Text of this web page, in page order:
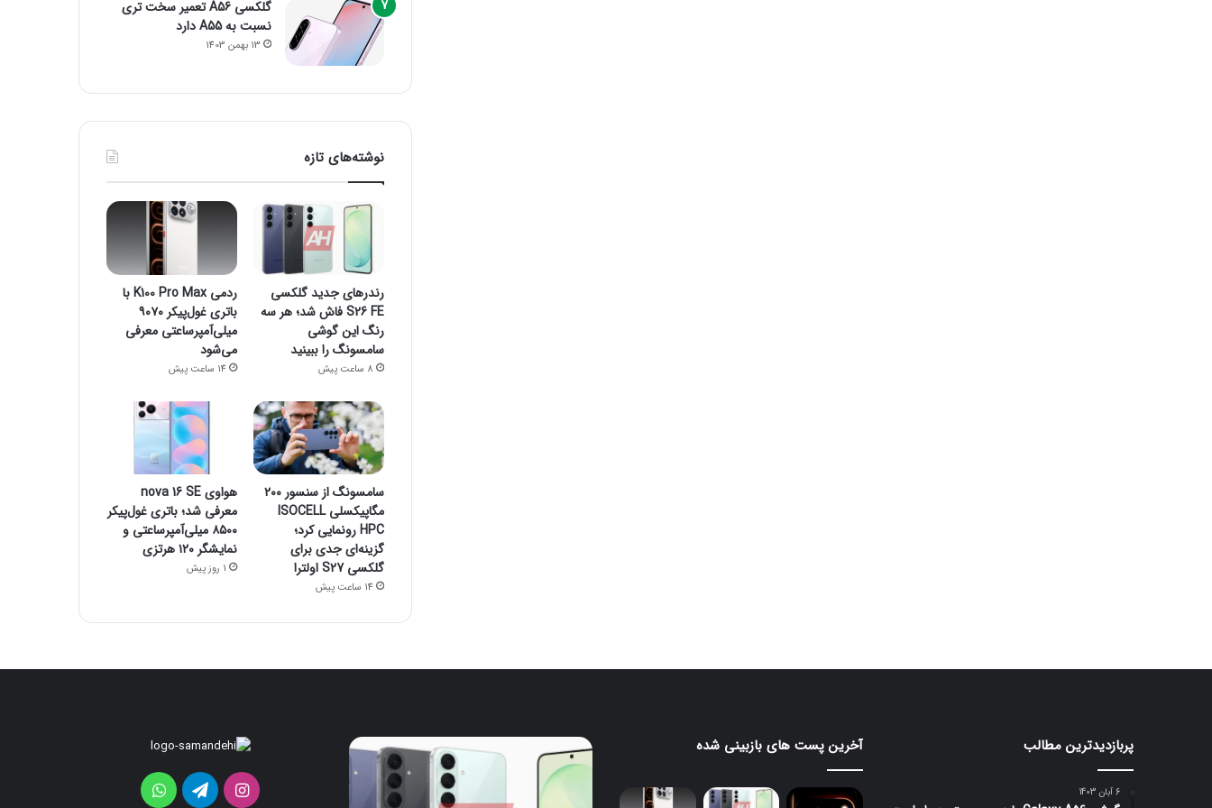
گلکسی A56 تعمیر سخت تری
نسبت به A55 دارد
13 بهمن 1403
نوشته‌های تازه
رندرهای جدید گلکسی
S26 FE فاش شد؛ هر سه
رنگ این گوشی
سامسونگ را ببینید
8 ساعت پیش
ردمی K100 Pro Max با
باتری غول‌پیکر ۹۰۷۰
میلی‌آمپرساعتی معرفی
می‌شود
14 ساعت پیش
سامسونگ از سنسور ۲۰۰
مگاپیکسلی ISOCELL
HPC رونمایی کرد؛
گزینه‌ای جدی برای
گلکسی S27 اولترا
14 ساعت پیش
هواوی nova 16 SE
معرفی شد؛ باتری غول‌پیکر
۸۵۰۰ میلی‌آمپرساعتی و
نمایشگر ۱۲۰ هرتزی
1 روز پیش
پربازدیدترین مطالب
6 آبان 1403
آخرین پست های بازبینی شده
هواوی
SE
قابلیت
جدید
HiLight
در
رندرهای
جدید
گلکسی
اینستاگرامتلگرام واتس